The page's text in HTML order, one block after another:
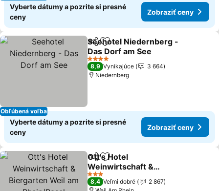
Vyberte dátumy a pozrite si presné
ceny
Zobraziť ceny
Obľúbená voľba
ZdieľaťPridať do obľúbených
Seehotel Niedernberg -
Das Dorf am See
Zobraziť ceny
4 Počet hviezdičiek
8,9 Vynikajúce
3 664
Niedernberg
Vyberte dátumy a pozrite si presné
ceny
Zobraziť ceny
ZdieľaťPridať do obľúbených
Ott's Hotel
Weinwirtschaft &
Biergarten Weil am
Rhein/Basel
Zobraziť ceny
3 Počet hviezdičiek
8,4 Veľmi dobré
2 867